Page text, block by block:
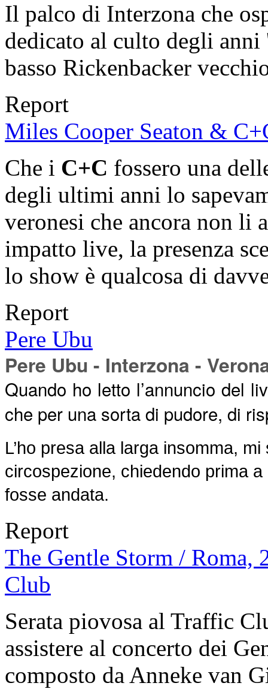
Il palco di Interzona che
dedicato al culto degli anni
basso Rickenbacker
Report
Miles Cooper Seaton &
Che i C+C fossero una
degli ultimi anni lo
veronesi che ancora non li
impatto live, la presenza
lo show è qualcosa di
Report
Pere Ubu
Pere Ubu - Interzona -
Quando ho letto l’annuncio del
che per una sorta di pudore, di
L’ho presa alla larga insomma,
circospezione, chiedendo prima
fosse andata.
Report
The Gentle Storm / Roma,
Club
Serata piovosa al Traffic
assistere al concerto dei
composto da Anneke van